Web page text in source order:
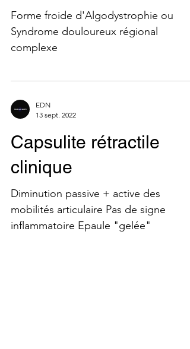
Forme froide d'Algodystrophie ou
Syndrome douloureux régional
complexe
EDN
13 sept. 2022
Capsulite rétractile
clinique
Diminution passive + active des
mobilités articulaire Pas de signe
inflammatoire Epaule "gelée"